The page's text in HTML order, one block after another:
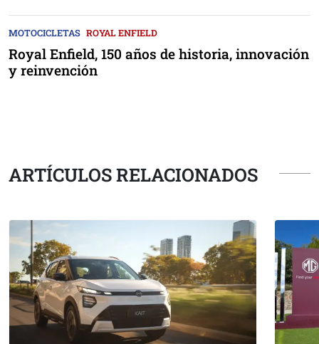
MOTOCICLETAS ROYAL ENFIELD
Royal Enfield, 150 años de historia, innovación
y reinvención
ARTÍCULOS RELACIONADOS